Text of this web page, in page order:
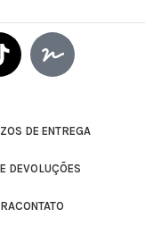
DE ENTREGA
DEVOLUÇÕES
CONTATO